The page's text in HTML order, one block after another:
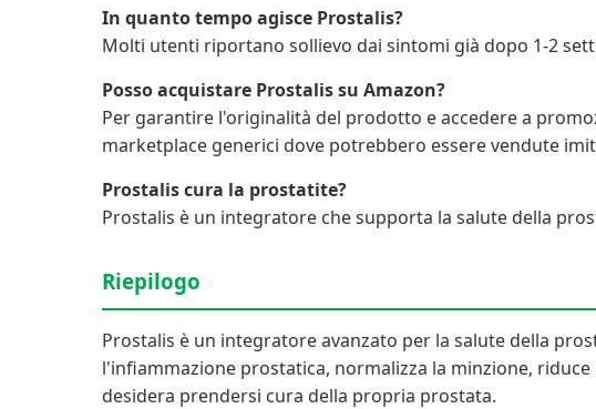
In quanto tempo agisce Prostalis?
Molti utenti riportano sollievo dai sintomi già dopo 1-2
Posso acquistare Prostalis su Amazon?
Per garantire l'originalità del prodotto e accedere a
marketplace generici dove potrebbero essere vendute
Prostalis cura la prostatite?
Prostalis è un integratore che supporta la salute della
Riepilogo
Prostalis è un integratore avanzato per la salute della
l'infiammazione prostatica, normalizza la minzione,
desidera prendersi cura della propria prostata.